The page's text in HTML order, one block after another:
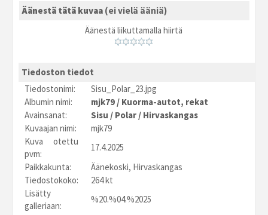
Äänestä tätä kuvaa (ei vielä ääniä)
Äänestä liikuttamalla hiirtä
Tiedoston tiedot
Tiedostonimi:
Sisu_Polar_23.jpg
Albumin nimi:
mjk79 / Kuorma-autot, rekat
Avainsanat:
Sisu / Polar / Hirvaskangas
Kuvaajan nimi:
mjk79
Kuva otettu
pvm:
17.4.2025
Paikkakunta:
Äänekoski, Hirvaskangas
Tiedostokoko:
264 kt
Lisätty
galleriaan:
%20.%04.%2025